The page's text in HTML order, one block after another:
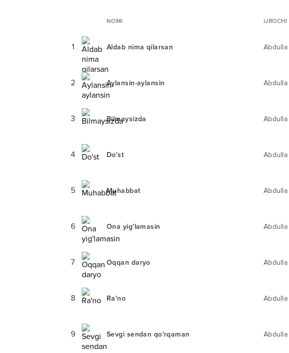
NOMI IJROCHI
1 Aldab nima qilarsan
2 Aylansin-aylansin
3 Bilmaysizda
4 Do'st
5 Muhabbat
6 Ona yig'lamasin
7 Oqqan daryo
8 Ra'no
9 Sevgi sendan qo'rqaman